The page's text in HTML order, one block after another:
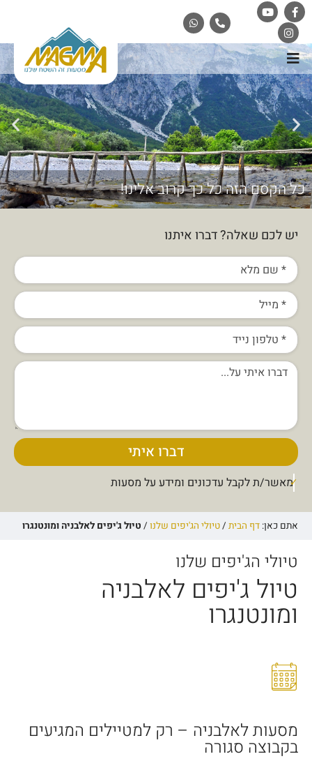
כל הקסם הזה כל כך קרוב אלינו!
יש לכם שאלה? דברו איתנו
מאשר/ת לקבל עדכונים ומידע על מסעות
דברו איתי
אתם כאן: דף הבית /טיולי הג'יפים שלנו / טיול ג'יפים לאלבניה ומונטנגרו
טיולי הג'יפים שלנו
טיול ג'יפים לאלבניה
ומונטנגרו
מסעות לאלבניה – רק למטיילים המגיעים
בקבוצה סגורה